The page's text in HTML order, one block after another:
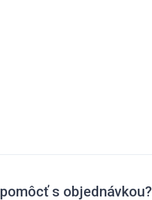
s objednávkou?